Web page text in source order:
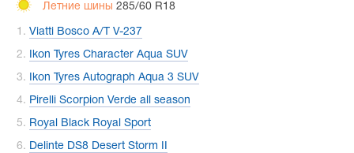
Летние шины 285/60 R18
Viatti Bosco A/T V-237
Ikon Tyres Character Aqua SUV
Ikon Tyres Autograph Aqua 3 SUV
Pirelli Scorpion Verde all season
Royal Black Royal Sport
Delinte DS8 Desert Storm II